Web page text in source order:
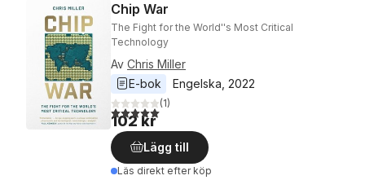
Chip War
The Fight for the World''s Most Critical
Technology
Av Chris Miller
E-bok
Engelska 2022
5,0utav 5 stjärnor. Totalt antal röster:
(1)
102 kr
Lägg till
Läs direkt efter köp